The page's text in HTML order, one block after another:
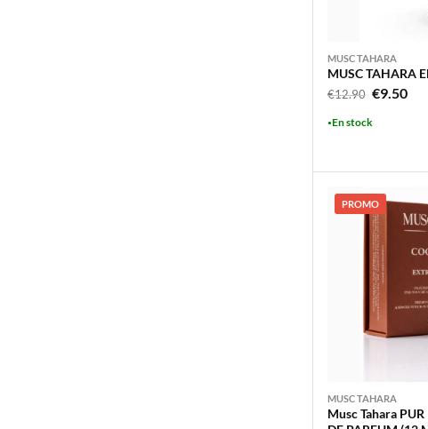
MUSC TAHARA
MUSC TAHARA
€12.90 Le
€9.50Le
En stock
PROMO
MUSC TAHARA
Musc Tahara